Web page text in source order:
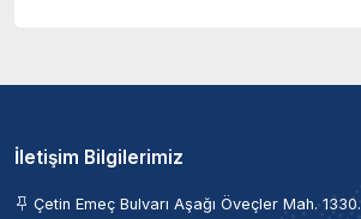
İletişim Bilgilerimiz
Çetin Emeç Bulvarı Aşağı Öveçler Mah. 1330.